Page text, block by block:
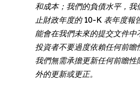
和成本；我們的負債水平，
止財政年度的 10-K 表年度報
能會在我們未來的提交文件
投資者不要過度依賴任何前
我們無需承擔更新任何前瞻
外的更新或更正。